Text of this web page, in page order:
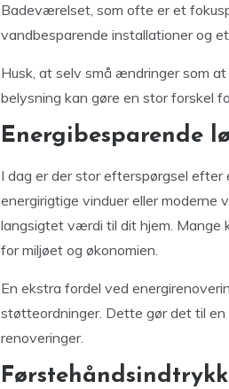
Badeværelset, som ofte er et
vandbesparende installationer og
Husk, at selv små ændringer som
belysning kan gøre en stor forskel
Energibesparende
I dag er der stor efterspørgsel efter
energirigtige vinduer eller moderne
langsigtet værdi til dit hjem. Mange
for miljøet og økonomien.
En ekstra fordel ved
støtteordninger. Dette gør det til
renoveringer.